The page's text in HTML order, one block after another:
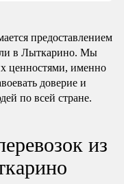
предоставлением
в Лыткарино. Мы
ценностями, именно
доверие и
по всей стране.
из